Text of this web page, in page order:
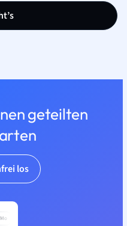
geteilten
los
Mo